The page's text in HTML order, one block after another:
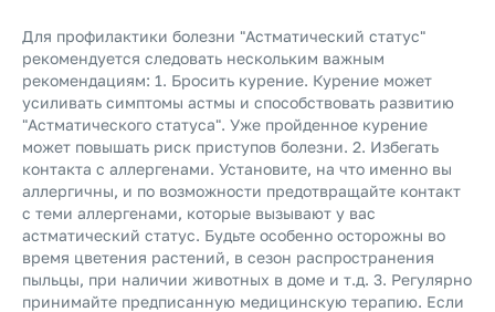
Для профилактики болезни "Астматический статус"
рекомендуется следовать нескольким важным
рекомендациям: 1. Бросить курение. Курение может
усиливать симптомы астмы и способствовать развитию
"Астматического статуса". Уже пройденное курение
может повышать риск приступов болезни. 2. Избегать
контакта с аллергенами. Установите, на что именно вы
аллергичны, и по возможности предотвращайте контакт
с теми аллергенами, которые вызывают у вас
астматический статус. Будьте особенно осторожны во
время цветения растений, в сезон распространения
пыльцы, при наличии животных в доме и т.д. 3. Регулярно
принимайте предписанную медицинскую терапию. Если